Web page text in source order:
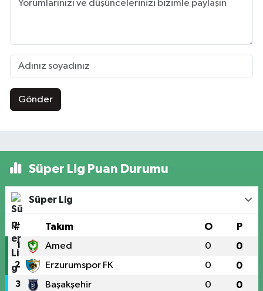
Gönder
Süper Lig Puan Durumu
Süper Lig
# Takım O P
1 Amed 0 0
2 Erzurumspor FK 0 0
3 Başakşehir 0 0